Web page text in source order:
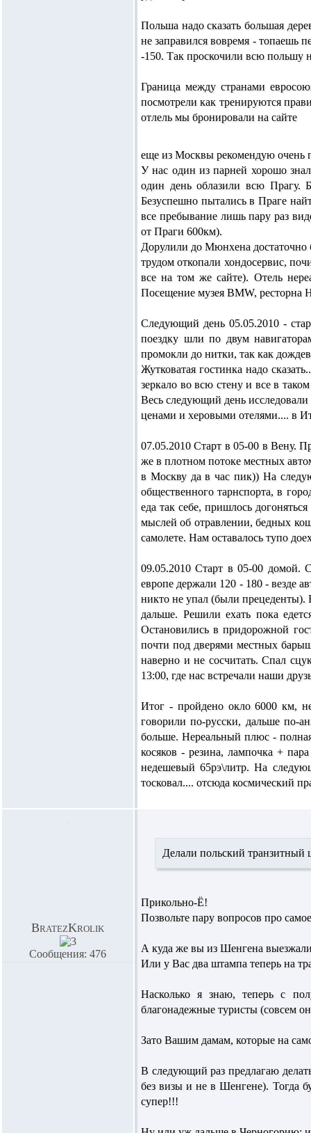
Польша надо сказать большая
не заправился вовремя - топаешь
-150. Так проскочили всю польшу
Граница между странами
посмотрели как тренируются
отлель мы бронировали на сайте
еще из Москвы рекомендую очень
У нас один из парней хорошо
один день облазили всю Прагу.
Безуспешно пытались в Праге
все пребывание лишь пару раз
от Праги 600км).
Дорулили до Мюнхена достаточно
трудом откопали хондосервис,
все на том же сайте). Отель
Посещение музея BMW, ресторна
Следующий день 05.05.2010 -
поездку шли по двум
промокли до нитки, так как
Жутковатая гостинка надо
зеркало во всю стену и все в
Весь следующий день
ценами и херовыми отелями.... в
07.05.2010 Старт в 05-00 в Вену.
же в плотном потоке местных
в Москву да в час пик)) На
общественного тарнспорта, в
еда так себе, пришлось
мыслей об отравлении, бедных
самолете. Нам оставалось тупо
09.05.2010 Старт в 05-00 домой.
европе держали 120 - 180 - везде
никто не упал (были прецеденты).
дальше. Решили ехать пока
Остановились в придорожной
почти под дверями местных
наверно и не сосчитать. Спал
13:00, где нас встречали наши
Итог - пройдено окло 6000 км,
говорили по-русски, дальше по-
больше. Нереальный плюс -
косяков - резина, лампочка +
недешевый 65рэ\литр. На
тосковал.... отсюда космический
BratezKrolik
Сообщения: 476
Делали польский транзитный
Прикольно-Ё!
Позвольте пару вопросов про
А куда же вы из Шенгена
Или у Вас два штампа теперь на
Насколько я знаю, теперь с
благонадежные туристы (совсем
Зато Вашим дамам, которые на
В следующий раз предлагаю
без визы и не в Шенгене). Тогда
супер!!!